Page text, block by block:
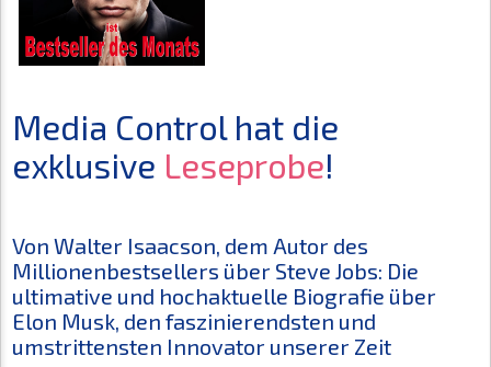
Media Control hat die
exklusive Leseprobe!
Von Walter Isaacson, dem Autor des
Millionenbestsellers über Steve Jobs: Die
ultimative und hochaktuelle Biografie über
Elon Musk, den faszinierendsten und
umstrittensten Innovator unserer Zeit